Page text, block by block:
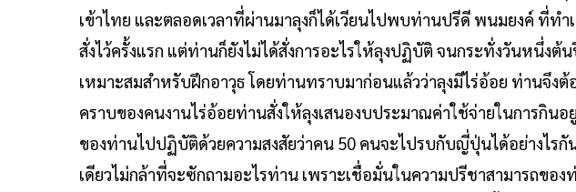
เข้าไทย และตลอดเวลาที่ผ่านมาลุงก็ได้เวียนไปพบท่านปรีดี พนมยงค์ ที่ท
สั่งไว้ครั้งแรก แต่ท่านก็ยังไม่ได้สั่งการอะไรให้ลุงปฏิบัติ จนกระทั่งวันหนึ่งต้
เหมาะสมสำหรับฝึกอาวุธ โดยท่านทราบมาก่อนแล้วว่าลุงมีไร่อ้อย ท่านจึงต้
คราบของคนงานไร่อ้อยท่านสั่งให้ลุงเสนองบประมาณค่าใช้จ่ายในการกิน
ของท่านไปปฏิบัติด้วยความสงสัยว่าคน 50 คนจะไปรบกับญี่ปุ่นได้อย่างไรกั
เดียวไม่กล้าที่จะซักถามอะไรท่าน เพราะเชื่อมั่นในความปรีชาสามารถขอ